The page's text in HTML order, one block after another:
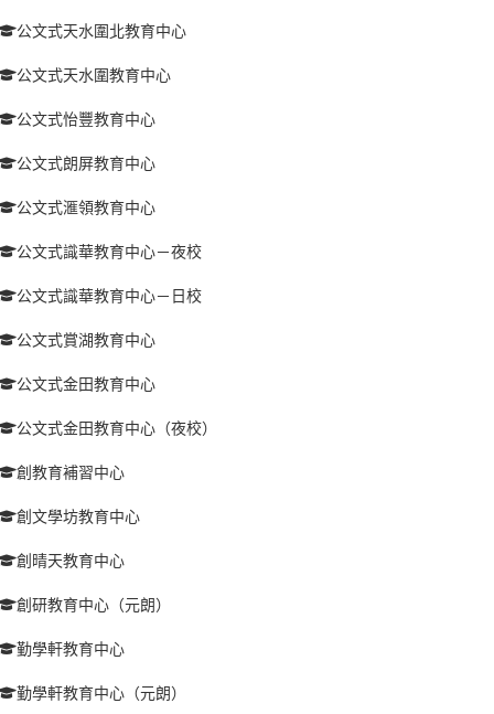
公文式天水圍北教育中心
公文式天水圍教育中心
公文式怡豐教育中心
公文式朗屏教育中心
公文式滙領教育中心
公文式識華教育中心－夜校
公文式識華教育中心－日校
公文式賞湖教育中心
公文式金田教育中心
公文式金田教育中心（夜校）
創教育補習中心
創文學坊教育中心
創晴天教育中心
創研教育中心（元朗）
勤學軒教育中心
勤學軒教育中心（元朗）